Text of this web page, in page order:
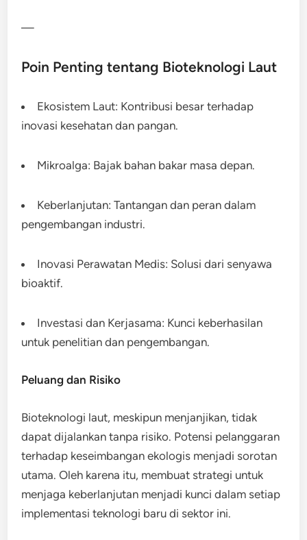
—
Poin Penting tentang Bioteknologi Laut
Ekosistem Laut: Kontribusi besar terhadap
inovasi kesehatan dan pangan.
Mikroalga: Bajak bahan bakar masa depan.
Keberlanjutan: Tantangan dan peran dalam
pengembangan industri.
Inovasi Perawatan Medis: Solusi dari senyawa
bioaktif.
Investasi dan Kerjasama: Kunci keberhasilan
untuk penelitian dan pengembangan.
Peluang dan Risiko
Bioteknologi laut, meskipun menjanjikan, tidak
dapat dijalankan tanpa risiko. Potensi pelanggaran
terhadap keseimbangan ekologis menjadi sorotan
utama. Oleh karena itu, membuat strategi untuk
menjaga keberlanjutan menjadi kunci dalam setiap
implementasi teknologi baru di sektor ini.